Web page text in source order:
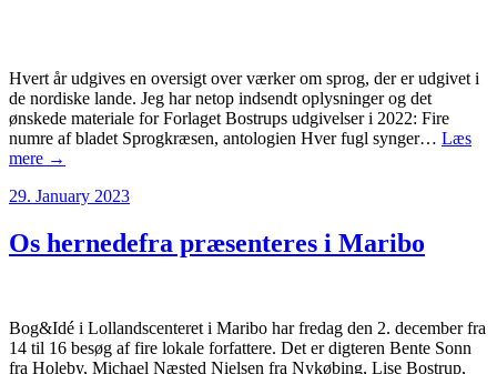
Hvert år udgives en oversigt over værker om sprog, der er udgivet i
de nordiske lande. Jeg har netop indsendt oplysninger og det
ønskede materiale for Forlaget Bostrups udgivelser i 2022: Fire
numre af bladet Sprogkræsen, antologien Hver fugl synger… Læs
mere →
29. January 2023
Os hernedefra præsenteres i Maribo
Bog&Idé i Lollandscenteret i Maribo har fredag den 2. december fra
14 til 16 besøg af fire lokale forfattere. Det er digteren Bente Sonn
fra Holeby, Michael Næsted Nielsen fra Nykøbing, Lise Bostrup,